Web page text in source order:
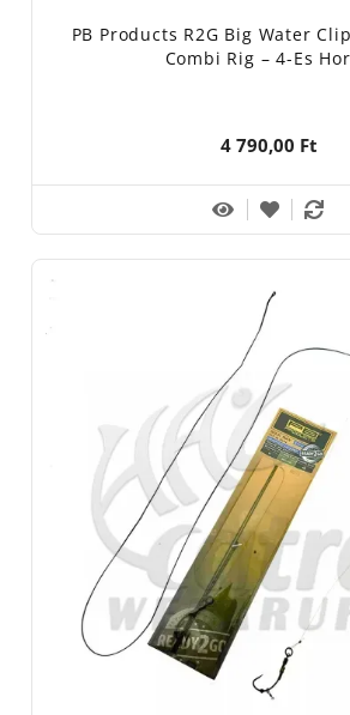
PB Products R2G Big Water
Combi Rig – 4-Es
4 790,00 Ft